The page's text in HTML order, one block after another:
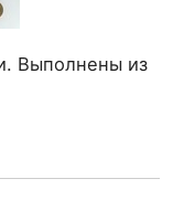
Выполнены из